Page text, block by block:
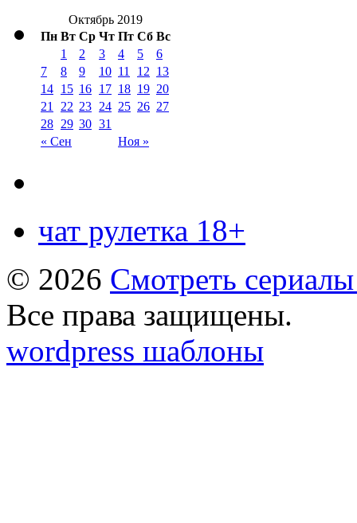
Октябрь 2019
Пн Вт Ср Чт Пт Сб Вс
« Сен Ноя »
1 2 3 4 5
6
7
8 9 10 11 12 13
14 15 16 17 18 19 20
21
22 23 24 25 26 27
28 29 30 31
чат рулетка 18+
© 2026 Смотреть
Все права защищены.
wordpress шаблоны